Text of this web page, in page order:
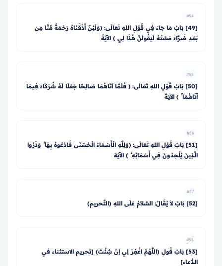
#54
[49] بَابُ مَا جَاءَ فِي قَوْلِ اللهِ تَعَالَى: ﴿وَلَئِنْ أَذَقْنَاهُ رَحْمَةً مِّنَّا مِن
بَعْدِ ضَرَّاءَ مَسَّتْهُ لَيَقُولَنَّ هَٰذَا لِي ﴾ الآيَةَ
#55
[50] بَابُ قَوْلِ اللهِ تَعَالَى: ﴿ فَلَمَّا آتَاهُمَا صَالِحًا جَعَلَا لَهُ شُرَكَاءَ فِيمَا
آتَاهُمَا ۚ ﴾ الآيَةَ
#56
[51] بَابُ قَوْلِ اللهِ تَعَالَى: ﴿وَلِلَّهِ الْأَسْمَاءُ الْحُسْنَىٰ فَادْعُوهُ بِهَا ۖ وَذَرُوا
الَّذِينَ يُلْحِدُونَ فِي أَسْمَائِهِ ۚ ﴾ الآيَة
#57
[52] بَابٌ لاَ يُقَالُ: السَّلاَمُ عَلَى اللهِ (التَّحريم)
#58
[53] بَابُ قَولِ (اللَّهُمَّ اغْفِرْ لِي إنْ شِئْتَ) [تحريم الاستثناء في
الدُّعاء]